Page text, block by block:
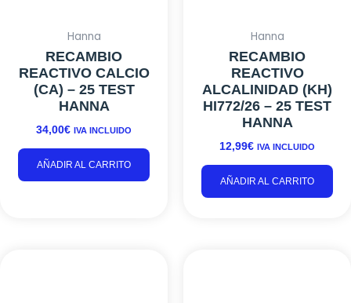
Hanna
RECAMBIO
REACTIVO CALCIO
(CA) – 25 TEST
HANNA
34,00€ IVA INCLUIDO
AÑADIR AL CARRITO
Hanna
RECAMBIO
REACTIVO
ALCALINIDAD (KH)
HI772/26 – 25 TEST
HANNA
12,99€ IVA INCLUIDO
AÑADIR AL CARRITO